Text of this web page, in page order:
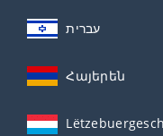
עברית
Հայերեն
Lëtzebuergesch